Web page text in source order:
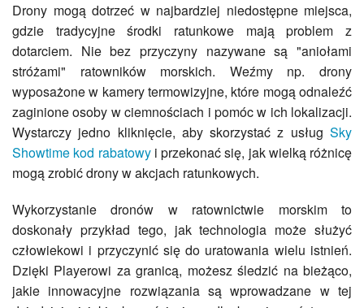
Drony mogą dotrzeć w najbardziej niedostępne miejsca,
gdzie tradycyjne środki ratunkowe mają problem z
dotarciem. Nie bez przyczyny nazywane są "aniołami
stróżami" ratowników morskich. Weźmy np. drony
wyposażone w kamery termowizyjne, które mogą odnaleźć
zaginione osoby w ciemnościach i pomóc w ich lokalizacji.
Wystarczy jedno kliknięcie, aby skorzystać z usług Sky
Showtime kod rabatowyi przekonać się, jak wielką różnicę
mogą zrobić drony w akcjach ratunkowych.
Wykorzystanie dronów w ratownictwie morskim to
doskonały przykład tego, jak technologia może służyć
człowiekowi i przyczynić się do uratowania wielu istnień.
Dzięki Playerowi za granicą, możesz śledzić na bieżąco,
jakie innowacyjne rozwiązania są wprowadzane w tej